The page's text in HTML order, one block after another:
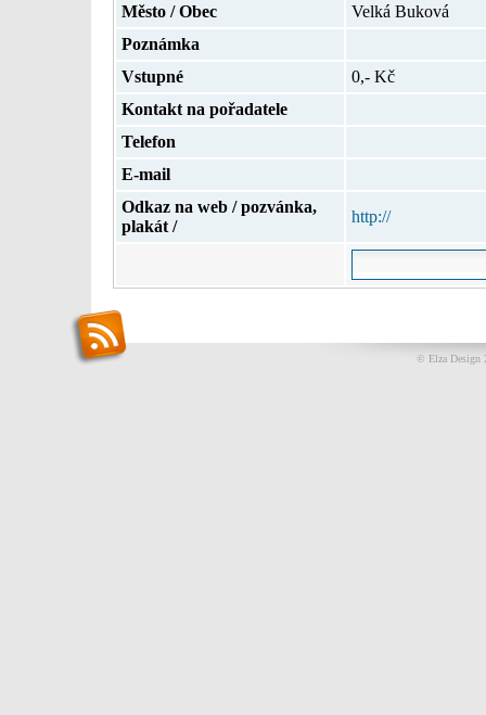
Město / Obec
Velká Buková
Poznámka
Vstupné
0,- Kč
Kontakt na pořadatele
Telefon
E-mail
Odkaz na web / pozvánka,
plakát /
http://
© Elza Design